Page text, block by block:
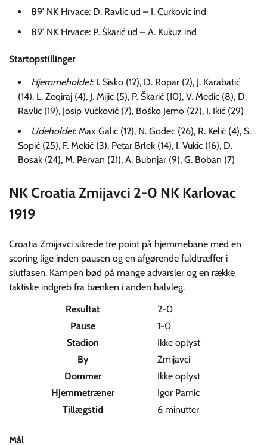
89′ NK Hrvace: D. Ravlic ud – I. Curkovic ind
89′ NK Hrvace: P. Škarić ud – A. Kukuz ind
Startopstillinger
Hjemmeholdet: I. Sisko (12), D. Ropar (2), J. Karabatić
(14), L. Zeqiraj (4), J. Mijic (5), P. Škarić (10), V. Medic (8), D.
Ravlic (19), Josip Vučković (7), Boško Jemo (27), I. Ikić (29)
Udeholdet: Max Galić (12), N. Godec (26), R. Kelić (4), S.
Sopić (25), F. Mekić (3), Petar Brlek (14), I. Vukic (16), D.
Bosak (24), M. Pervan (21), A. Bubnjar (9), G. Boban (7)
NK Croatia Zmijavci 2-0 NK Karlovac
1919
Croatia Zmijavci sikrede tre point på hjemmebane med en
scoring lige inden pausen og en afgørende fuldtræffer i
slutfasen. Kampen bød på mange advarsler og en række
taktiske indgreb fra bænken i anden halvleg.
Resultat
2-0
Pause
1-0
Stadion
Ikke oplyst
By
Zmijavci
Dommer
Ikke oplyst
Hjemmetræner
Igor Pamic
Tillægstid
6 minutter
Mål